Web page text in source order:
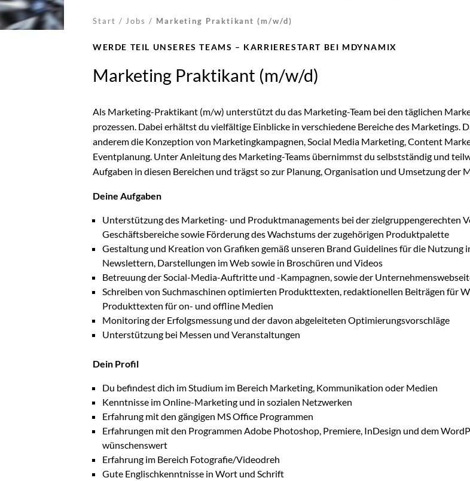
Start / Jobs / Marketing Praktikant (m/w/d)
WERDE TEIL UNSERES TEAMS – KARRIERESTART BEI MDYNAMIX
Marketing Praktikant (m/w/d)
Als Marketing-Praktikant (m/w) unterstützt du das Marketing-Team bei den täglichen
prozessen. Dabei erhältst du vielfältige Einblicke in verschiedene Bereiche des Marketings.
anderem die Konzeption von Marketingkampagnen, Social Media Marketing, Content
Eventplanung. Unter Anleitung des Marketing-Teams übernimmst du selbstständig und
Aufgaben in diesen Bereichen und trägst so zur Planung, Organisation und Umsetzung der
Deine Aufgaben
Unterstützung des Marketing- und Produktmanagements bei der zielgruppengerechten
Geschäftsbereiche sowie Förderung des Wachstums der zugehörigen Produktpalette
Gestaltung und Kreation von Grafiken gemäß unseren Brand Guidelines für die Nutzung
Newslettern, Darstellungen im Web sowie in Broschüren und Videos
Betreuung der Social-Media-Auftritte und -Kampagnen, sowie der
Schreiben von Suchmaschinen optimierten Produkttexten, redaktionellen Beiträgen für
Produkttexten für on- und offline Medien
Monitoring der Erfolgsmessung und der davon abgeleiteten Optimierungsvorschläge
Unterstützung bei Messen und Veranstaltungen
Dein Profil
Du befindest dich im Studium im Bereich Marketing, Kommunikation oder Medien
Kenntnisse im Online-Marketing und in sozialen Netzwerken
Erfahrung mit den gängigen MS Office Programmen
Erfahrungen mit den Programmen Adobe Photoshop, Premiere, InDesign und dem
wünschenswert
Erfahrung im Bereich Fotografie/Videodreh
Gute Englischkenntnisse in Wort und Schrift